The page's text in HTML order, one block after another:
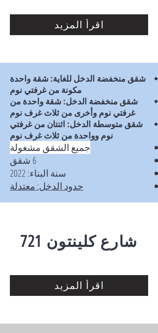
اقرأ المزيد
شقق منخفضة الدخل للغاية: شقة واحدة
مكونة من غرفتي نوم
شقق منخفضة الدخل: شقة واحدة من
غرفتي نوم وأخرى من ثلاث غرف نوم
شقق متوسطة الدخل: اثنتان من غرفتي
نوم وواحدة من ثلاث غرف نوم
جميع الشقق مشغولة
6 شقق
سنة البناء: 2022
حدود الدخل: معتدلة
721 شارع كلينتون
اقرأ المزيد